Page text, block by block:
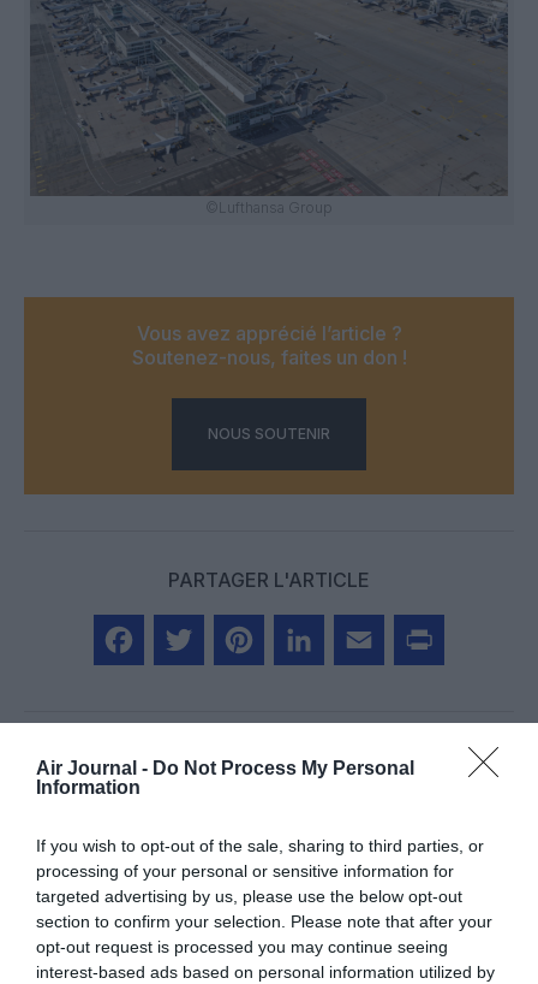
Air Journal - Do Not Process My Personal
Information
If you wish to opt-out of the sale, sharing to third parties, or
processing of your personal or sensitive information for
targeted advertising by us, please use the below opt-out
section to confirm your selection. Please note that after your
opt-out request is processed you may continue seeing
interest-based ads based on personal information utilized by
©Lufthansa Group
Vous avez apprécié l’article ?
Soutenez-nous, faites un don !
NOUS SOUTENIR
PARTAGER L'ARTICLE
LAISSER UN COMMENTAIRE
FAIRE UN DON